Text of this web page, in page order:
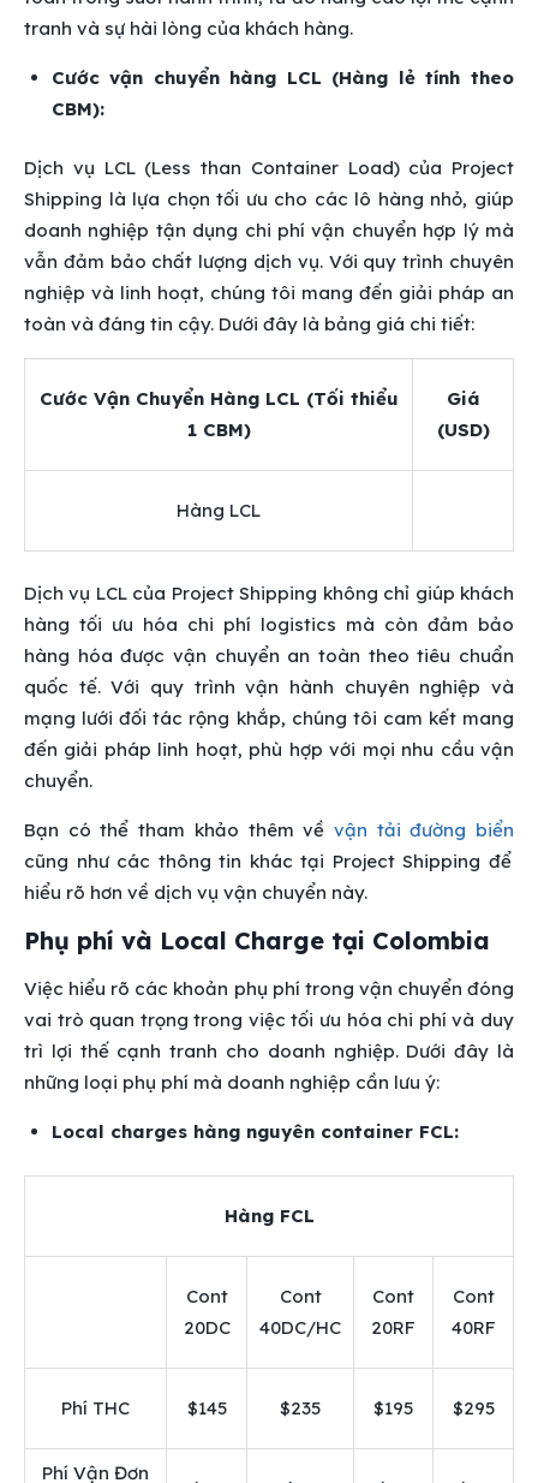
tranh và sự hài lòng của khách hàng.
Cước vận chuyển hàng LCL (Hàng lẻ tính theo
CBM):
Dịch vụ LCL (Less than Container Load) của Project
Shipping là lựa chọn tối ưu cho các lô hàng nhỏ, giúp
doanh nghiệp tận dụng chi phí vận chuyển hợp lý mà
vẫn đảm bảo chất lượng dịch vụ. Với quy trình chuyên
nghiệp và linh hoạt, chúng tôi mang đến giải pháp an
toàn và đáng tin cậy. Dưới đây là bảng giá chi tiết:
Cước Vận Chuyển Hàng LCL (Tối thiểu
1 CBM)
Giá
(USD)
Hàng LCL
Dịch vụ LCL của Project Shipping không chỉ giúp khách
hàng tối ưu hóa chi phí logistics mà còn đảm bảo
hàng hóa được vận chuyển an toàn theo tiêu chuẩn
quốc tế. Với quy trình vận hành chuyên nghiệp và
mạng lưới đối tác rộng khắp, chúng tôi cam kết mang
đến giải pháp linh hoạt, phù hợp với mọi nhu cầu vận
chuyển.
Bạn có thể tham khảo thêm về vận tải đường biển
cũng như các thông tin khác tại Project Shipping để
hiểu rõ hơn về dịch vụ vận chuyển này.
Phụ phí và Local Charge tại Colombia
Việc hiểu rõ các khoản phụ phí trong vận chuyển đóng
vai trò quan trọng trong việc tối ưu hóa chi phí và duy
trì lợi thế cạnh tranh cho doanh nghiệp. Dưới đây là
những loại phụ phí mà doanh nghiệp cần lưu ý:
Local charges hàng nguyên container FCL:
Hàng FCL
Cont
20DC
Cont
40DC/HC
Cont
20RF
Cont
40RF
Phí THC $145 $235 $195 $295
Phí Vận Đơn